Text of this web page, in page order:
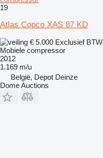
19
Atlas Copco XAS 87 KD
€ 5.000 Exclusief BTW
Mobiele compressor
2012
1.169 m/u
België, Depot Deinze
Dome Auctions